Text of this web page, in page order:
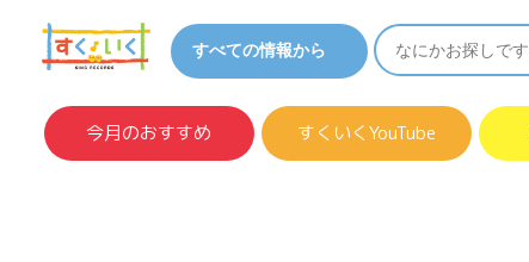
今月のおすすめ すくいくYouTube